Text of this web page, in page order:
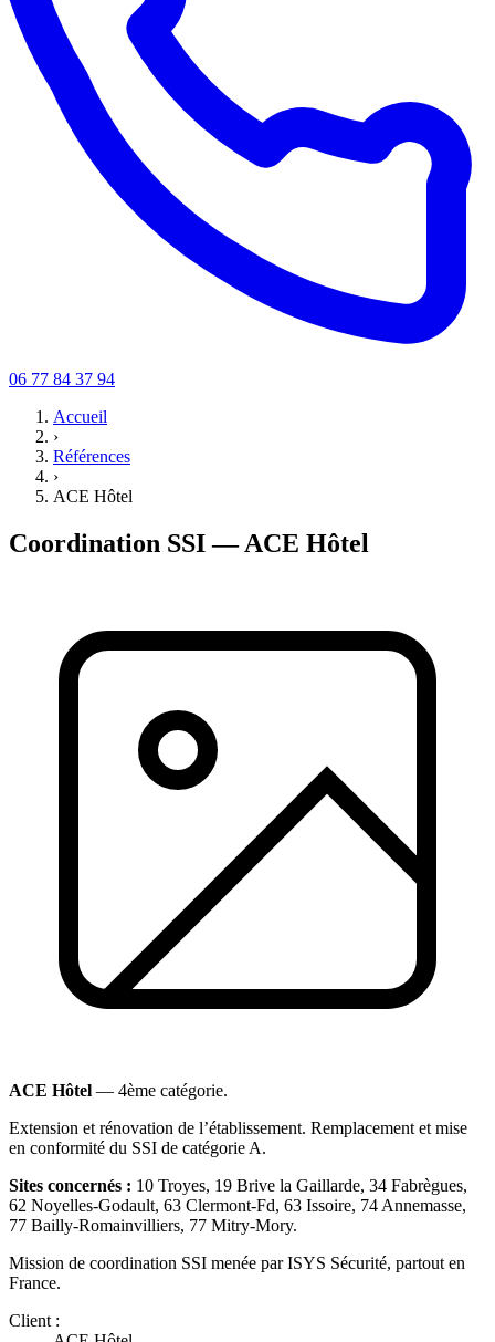
06 77 84 37 94
Accueil
›
Références
›
ACE Hôtel
Coordination SSI — ACE Hôtel
ACE Hôtel — 4ème catégorie.
Extension et rénovation de l’établissement. Remplacement et mise
en conformité du SSI de catégorie A.
Sites concernés : 10 Troyes, 19 Brive la Gaillarde, 34 Fabrègues,
62 Noyelles-Godault, 63 Clermont-Fd, 63 Issoire, 74 Annemasse,
77 Bailly-Romainvilliers, 77 Mitry-Mory.
Mission de coordination SSI menée par ISYS Sécurité, partout en
France.
Client :